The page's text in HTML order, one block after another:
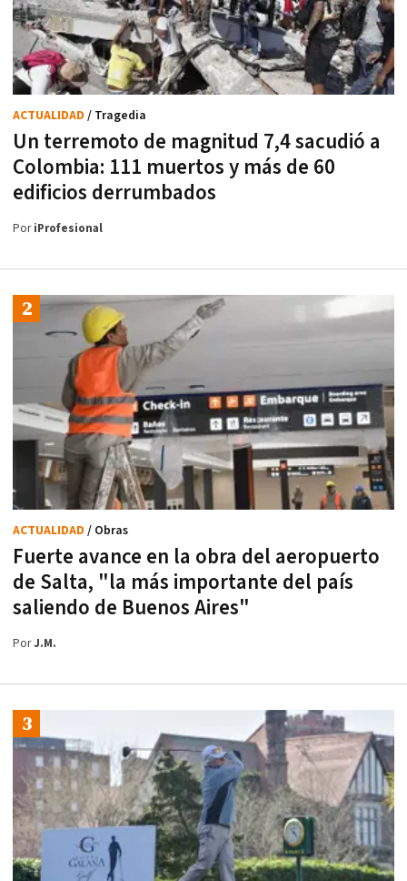
Un terremoto de magnitud 7,4 sacudió a
Colombia: 111 muertos y más de 60
edificios derrumbados
ACTUALIDAD / Tragedia
PoriProfesional
Fuerte avance en la obra del aeropuerto
de Salta, "la más importante del país
saliendo de Buenos Aires"
ACTUALIDAD / Obras
PorJ.M.